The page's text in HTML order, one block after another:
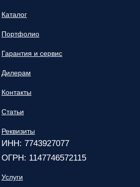
Каталог
Портфолио
Гарантия и сервис
Дилерам
Контакты
Статьи
Реквизиты
ИНН: 7743927077
ОГРН: 1147746572115
Услуги